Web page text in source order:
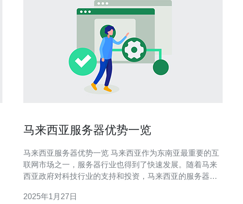
马来西亚服务器优势一览
马来西亚服务器优势一览 马来西亚作为东南亚最重要的互
联网市场之一，服务器行业也得到了快速发展。随着马来
西亚政府对科技行业的支持和投资，马来西亚的服务器市
速、稳定的网络连接。这对于需要处理大量数据和保持持
2025年1月27日